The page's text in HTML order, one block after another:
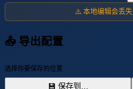
⚠️ 本地编辑会丢
📤 导出配置
选择你要保存的位置
💾 保存到…